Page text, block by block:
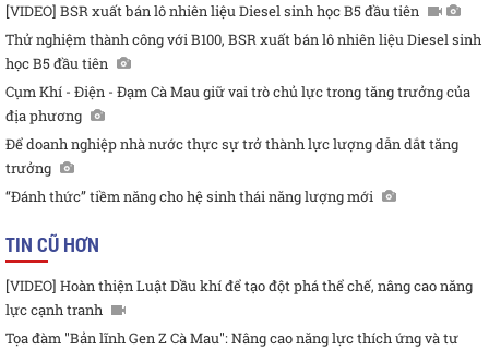
[VIDEO] BSR xuất bán lô nhiên liệu Diesel sinh học B5 đầu tiên
Thử nghiệm thành công với B100, BSR xuất bán lô nhiên liệu Diesel sinh
học B5 đầu tiên
Cụm Khí - Điện - Đạm Cà Mau giữ vai trò chủ lực trong tăng trưởng của
địa phương
Để doanh nghiệp nhà nước thực sự trở thành lực lượng dẫn dắt tăng
trưởng
“Đánh thức” tiềm năng cho hệ sinh thái năng lượng mới
TIN CŨ HƠN
[VIDEO] Hoàn thiện Luật Dầu khí để tạo đột phá thể chế, nâng cao năng
lực cạnh tranh
Tọa đàm "Bản lĩnh Gen Z Cà Mau": Nâng cao năng lực thích ứng và tư